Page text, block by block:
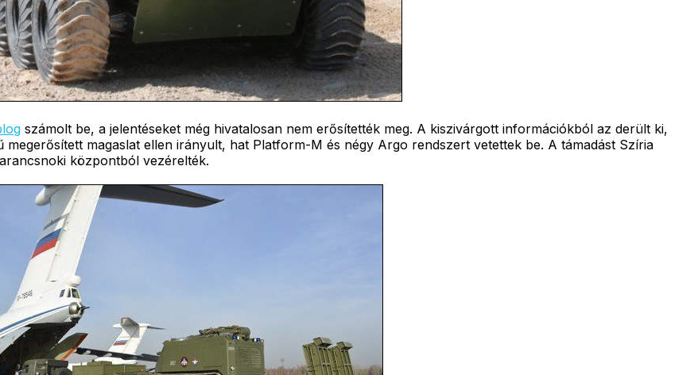
számolt be, a jelentéseket még hivatalosan nem erősítették meg. A kiszivárgott információkból az derült ki,
magaslat ellen irányult, hat Platform-M és négy Argo rendszert vetettek be. A támadást Szíria
központból vezérelték.